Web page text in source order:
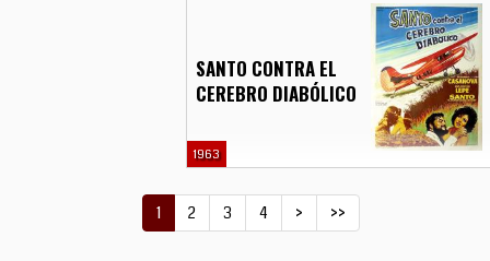
SANTO CONTRA EL
CEREBRO DIABÓLICO
1963
1 2 3 4 > >>